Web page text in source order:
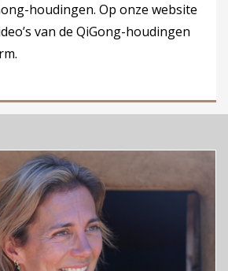
houdingen. Op onze website
van de QiGong-houdingen